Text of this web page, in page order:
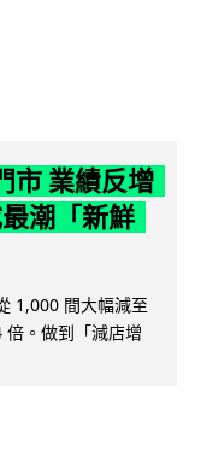
市 業績反增
潮「新鮮
1,000 間大幅減至
。做到「減店增